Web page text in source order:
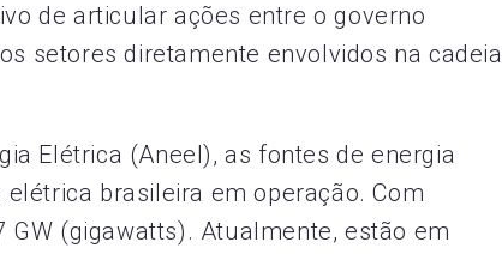
de articular ações entre o governo
setores diretamente envolvidos na cadeia
Elétrica (Aneel), as fontes de energia
brasileira em operação. Com
(gigawatts). Atualmente, estão em